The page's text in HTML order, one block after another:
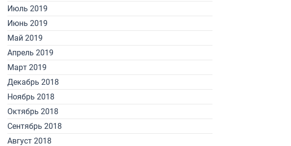
Июль 2019
Июнь 2019
Май 2019
Апрель 2019
Март 2019
Декабрь 2018
Ноябрь 2018
Октябрь 2018
Сентябрь 2018
Август 2018